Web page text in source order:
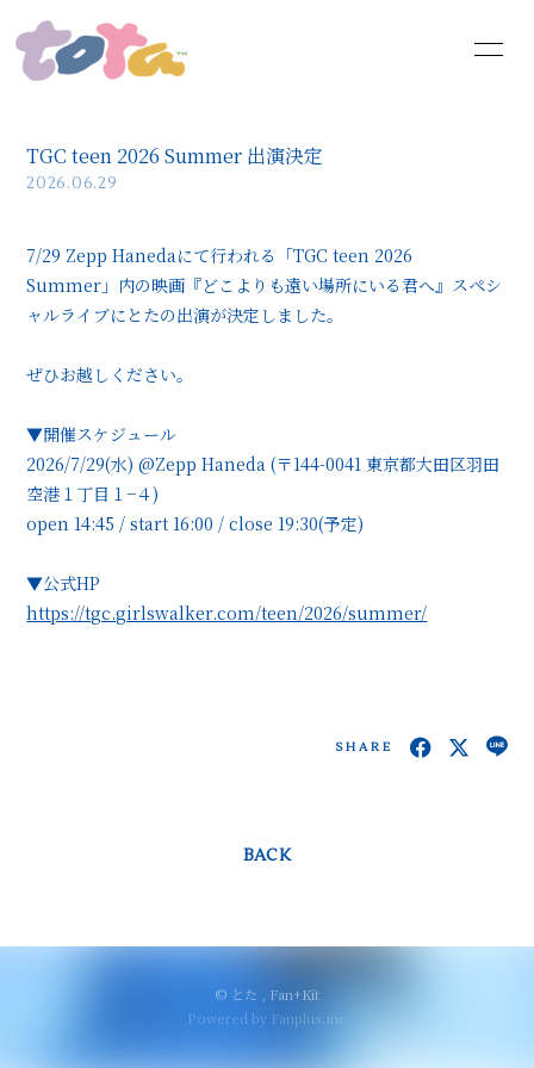
SCHEDULE
PROFILE
CONTACT
TGC teen 2026 Summer 出演決定
2026.06.29
7/29 Zepp Hanedaにて行われる「TGC teen 2026
Summer」内の映画『どこよりも遠い場所にいる君へ』スペシ
ャルライブにとたの出演が決定しました。
ぜひお越しください。
▼開催スケジュール
2026/7/29(水) @Zepp Haneda (〒144-0041 東京都大田区羽田
空港１丁目１−４)
open 14:45 / start 16:00 / close 19:30(予定)
▼公式HP
https://tgc.girlswalker.com/teen/2026/summer/
SHARE
BACK
© とた , Fan+Kit
Powered by Fanplus.inc